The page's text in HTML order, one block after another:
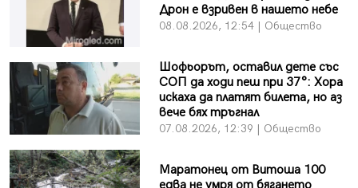
Дрон е взривен в нашето небе
08.08.2026, 12:54 | Общество
Шофьорът, оставил дете със
СОП да ходи пеш при 37°: Хора
искаха да платят билета, но аз
вече бях тръгнал
07.08.2026, 12:39 | Общество
Маратонец от Витоша 100